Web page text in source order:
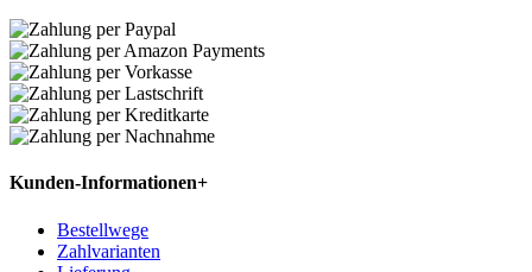
Kunden-Informationen+
Bestellwege
Zahlvarianten